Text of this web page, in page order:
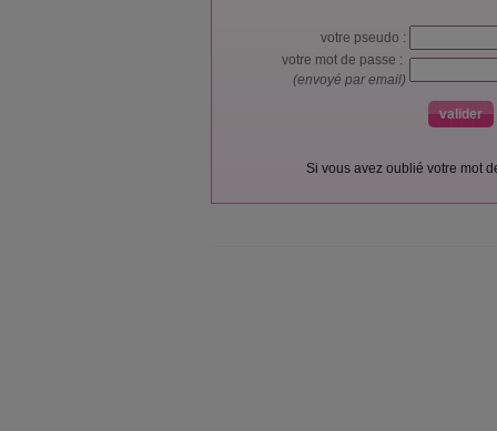
votre pseudo :
votre mot de passe :
(envoyé par email)
Si vous avez oublié votre mot